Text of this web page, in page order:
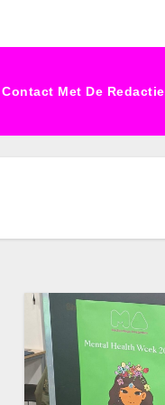
Contact Met De Redactie